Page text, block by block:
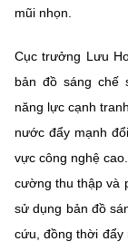
mũi nhọn.
Cục trưởng Lưu
bản đồ sáng chế
năng lực cạnh
nước đẩy mạnh
vực công nghệ
cường thu thập và
sử dụng bản đồ
cứu, đồng thời đẩy